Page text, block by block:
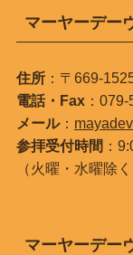
マーヤーデー
住所：〒669-
電話・Fax：079-
メール：
参拝受付時間 ：
（火曜・水曜除く
マーヤーデー